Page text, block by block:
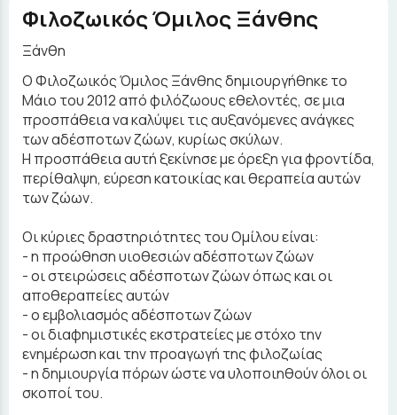
Φιλοζωικός Όμιλος Ξάνθης
Ξάνθη
Ο Φιλοζωικός Όμιλος Ξάνθης δημιουργήθηκε το
Μάιο του 2012 από φιλόζωους εθελοντές, σε μια
προσπάθεια να καλύψει τις αυξανόμενες ανάγκες
των αδέσποτων ζώων, κυρίως σκύλων.
Η προσπάθεια αυτή ξεκίνησε με όρεξη για φροντίδα,
περίθαλψη, εύρεση κατοικίας και θεραπεία αυτών
των ζώων.
Οι κύριες δραστηριότητες του Oμίλου είναι:
- η προώθηση υιοθεσιών αδέσποτων ζώων
- οι στειρώσεις αδέσποτων ζώων όπως και οι
αποθεραπείες αυτών
- ο εμβολιασμός αδέσποτων ζώων
- οι διαφημιστικές εκστρατείες με στόχο την
ενημέρωση και την προαγωγή της φιλoζωίας
- η δημιουργία πόρων ώστε να υλοποιηθούν όλοι οι
σκοποί του.